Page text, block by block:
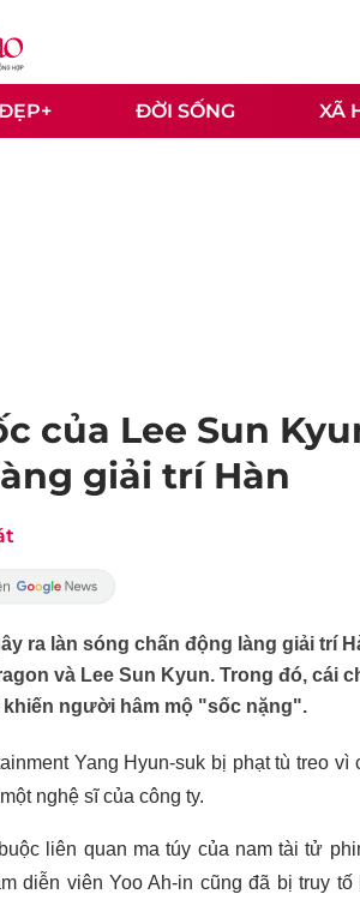
ĐỜI SỐNG XÃ
của Lee Sun
giải trí Hàn
ra làn sóng chấn động làng giải trí
và Lee Sun Kyun. Trong đó, cái
người hâm mộ "sốc nặng".
Yang Hyun-suk bị phạt tù treo vì
nghệ sĩ của công ty.
liên quan ma túy của nam tài tử
diễn viên Yoo Ah-in cũng đã bị truy